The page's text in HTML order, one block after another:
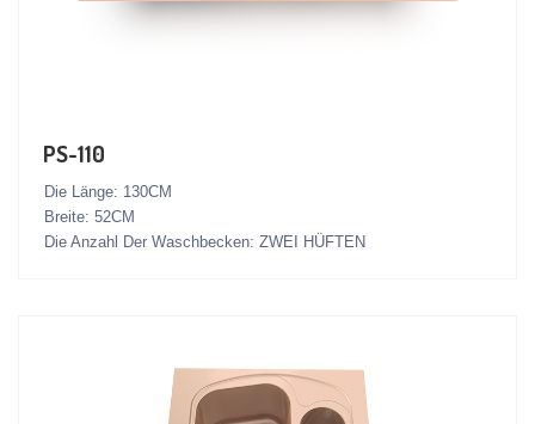
PS-110
Die Länge: 130CM
Breite: 52CM
Die Anzahl Der Waschbecken: ZWEI HÜFTEN